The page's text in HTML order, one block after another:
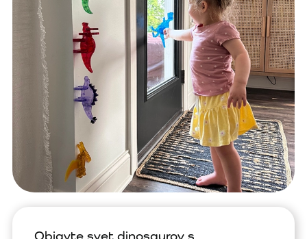
Objavte svet dinosaurov s